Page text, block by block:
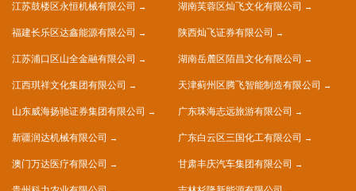
江苏鼓楼区永恒机械有限公司 湖南芙蓉区灿飞文化有限公司
福建长乐区达鑫能源有限公司 陕西灿飞证券有限公司
江苏浦口区山全金融有限公司 湖南岳麓区陌昌文化有限公司
江西琪祥文化集团有限公司 天津蓟州区腾飞智能制造有限公司
山东威海扬驰证券集团有限公司 广东珠海志远旅游有限公司
新疆润达机械有限公司 广东白云区三国化工有限公司
澳门万达医疗有限公司 甘肃丰庆汽车集团有限公司